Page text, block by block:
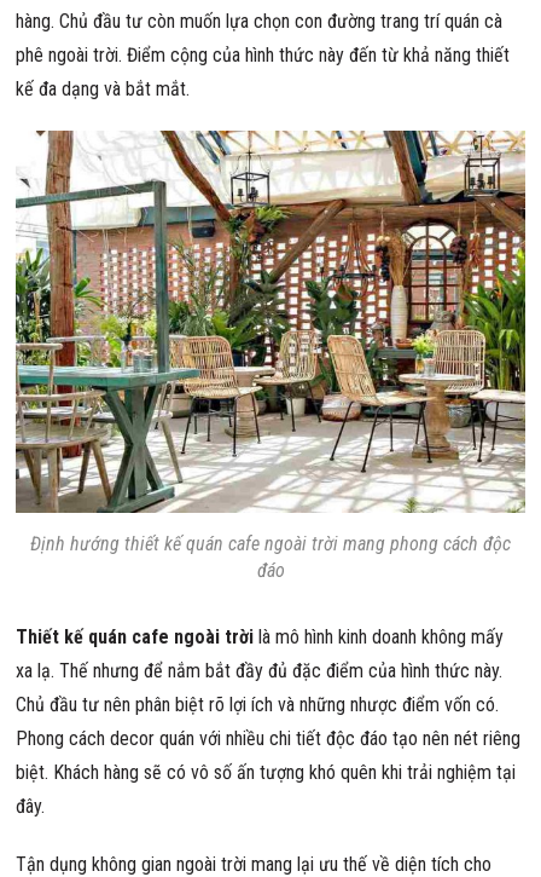
hàng. Chủ đầu tư còn muốn lựa chọn con đường trang trí quán cà
phê ngoài trời. Điểm cộng của hình thức này đến từ khả năng thiết
kế đa dạng và bắt mắt.
Định hướng thiết kế quán cafe ngoài trời mang phong cách độc
đáo
Thiết kế quán cafe ngoài trờilà mô hình kinh doanh không mấy
xa lạ. Thế nhưng để nắm bắt đầy đủ đặc điểm của hình thức này.
Chủ đầu tư nên phân biệt rõ lợi ích và những nhược điểm vốn có.
Phong cách decor quán với nhiều chi tiết độc đáo tạo nên nét riêng
biệt. Khách hàng sẽ có vô số ấn tượng khó quên khi trải nghiệm tại
đây.
Tận dụng không gian ngoài trời mang lại ưu thế về diện tích cho